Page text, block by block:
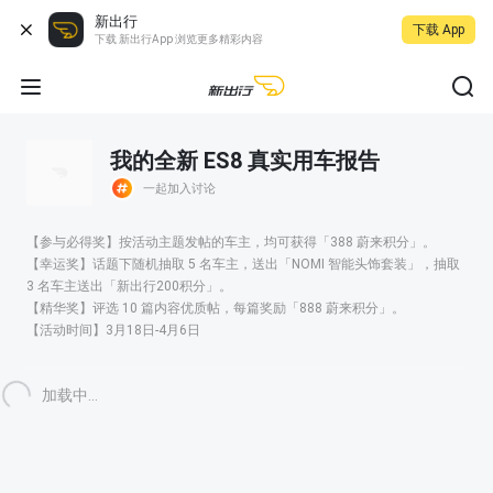
新出行
下载 新出行App 浏览更多精彩内容
下载 App
我的全新 ES8 真实用车报告
一起加入讨论
【参与必得奖】按活动主题发帖的车主，均可获得「388 蔚来积分」。
【幸运奖】话题下随机抽取 5 名车主，送出「NOMI 智能头饰套装」，抽取
3 名车主送出「新出行200积分」。
【精华奖】评选 10 篇内容优质帖，每篇奖励「888 蔚来积分」。
【活动时间】3月18日-4月6日
加载中...